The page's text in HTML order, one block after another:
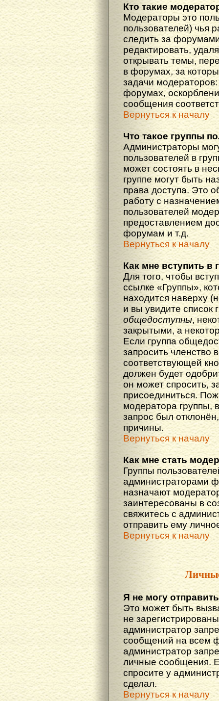
Кто такие
Модераторы это
пользователей) чья
следить за
редактировать,
открывать темы,
в форумах, за
задачи
форумах,
сообщения
Вернуться к началу
Что такое группы
Администраторы
пользователей в
может состоять в
группе могут быть
права доступа. Это
работу с
пользователей
предоставлением
форумам и т.д.
Вернуться к началу
Как мне вступить в
Для того, чтобы
ссылке «Группы»,
находится наверху
и вы увидите список
общедоступны,
закрытыми, а
Если группа
запросить членство
соответствующей
должен будет
он может спросить,
присоединиться.
модератора группы,
запрос был
причины.
Вернуться к началу
Как мне стать
Группы
администраторами
назначают
заинтересованы в
свяжитесь с
отправить ему
Вернуться к началу
Я не могу
Это может быть
не
администратор
сообщений на всем
администратор
личные сообщения.
спросите у
сделал.
Вернуться к началу